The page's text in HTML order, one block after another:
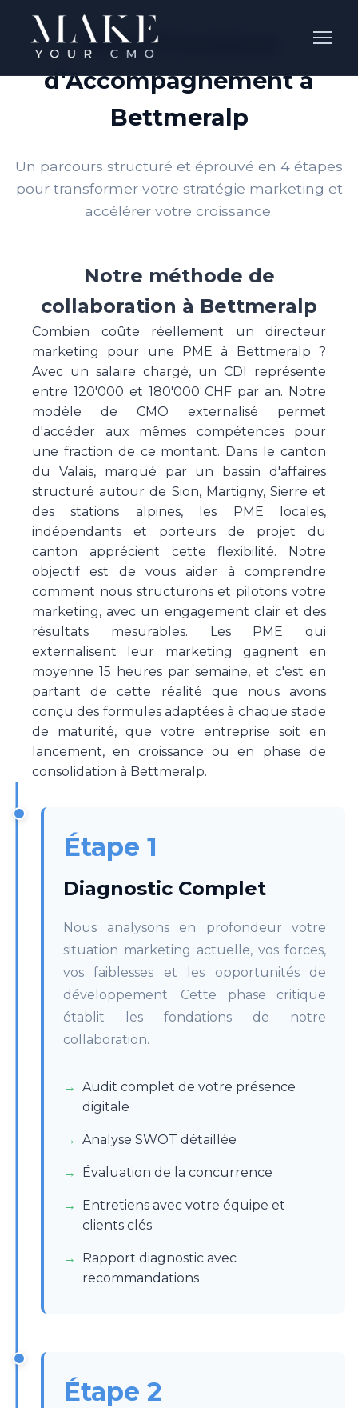
Notre Processus
d'Accompagnement à
Bettmeralp
Un parcours structuré et éprouvé en 4 étapes
pour transformer votre stratégie marketing et
accélérer votre croissance.
Notre méthode de
collaboration à Bettmeralp
Combien coûte réellement un directeur
marketing pour une PME à Bettmeralp ?
Avec un salaire chargé, un CDI représente
entre 120'000 et 180'000 CHF par an. Notre
modèle de CMO externalisé permet
d'accéder aux mêmes compétences pour
une fraction de ce montant. Dans le canton
du Valais, marqué par un bassin d'affaires
structuré autour de Sion, Martigny, Sierre et
des stations alpines, les PME locales,
indépendants et porteurs de projet du
canton apprécient cette flexibilité. Notre
objectif est de vous aider à comprendre
comment nous structurons et pilotons votre
marketing, avec un engagement clair et des
résultats mesurables. Les PME qui
externalisent leur marketing gagnent en
moyenne 15 heures par semaine, et c'est en
partant de cette réalité que nous avons
conçu des formules adaptées à chaque stade
de maturité, que votre entreprise soit en
lancement, en croissance ou en phase de
consolidation à Bettmeralp.
Étape 1
Diagnostic Complet
Nous analysons en profondeur votre
situation marketing actuelle, vos forces,
vos faiblesses et les opportunités de
développement. Cette phase critique
établit les fondations de notre
collaboration.
Audit complet de votre présence
digitale
Analyse SWOT détaillée
Évaluation de la concurrence
Entretiens avec votre équipe et
clients clés
Rapport diagnostic avec
recommandations
Étape 2